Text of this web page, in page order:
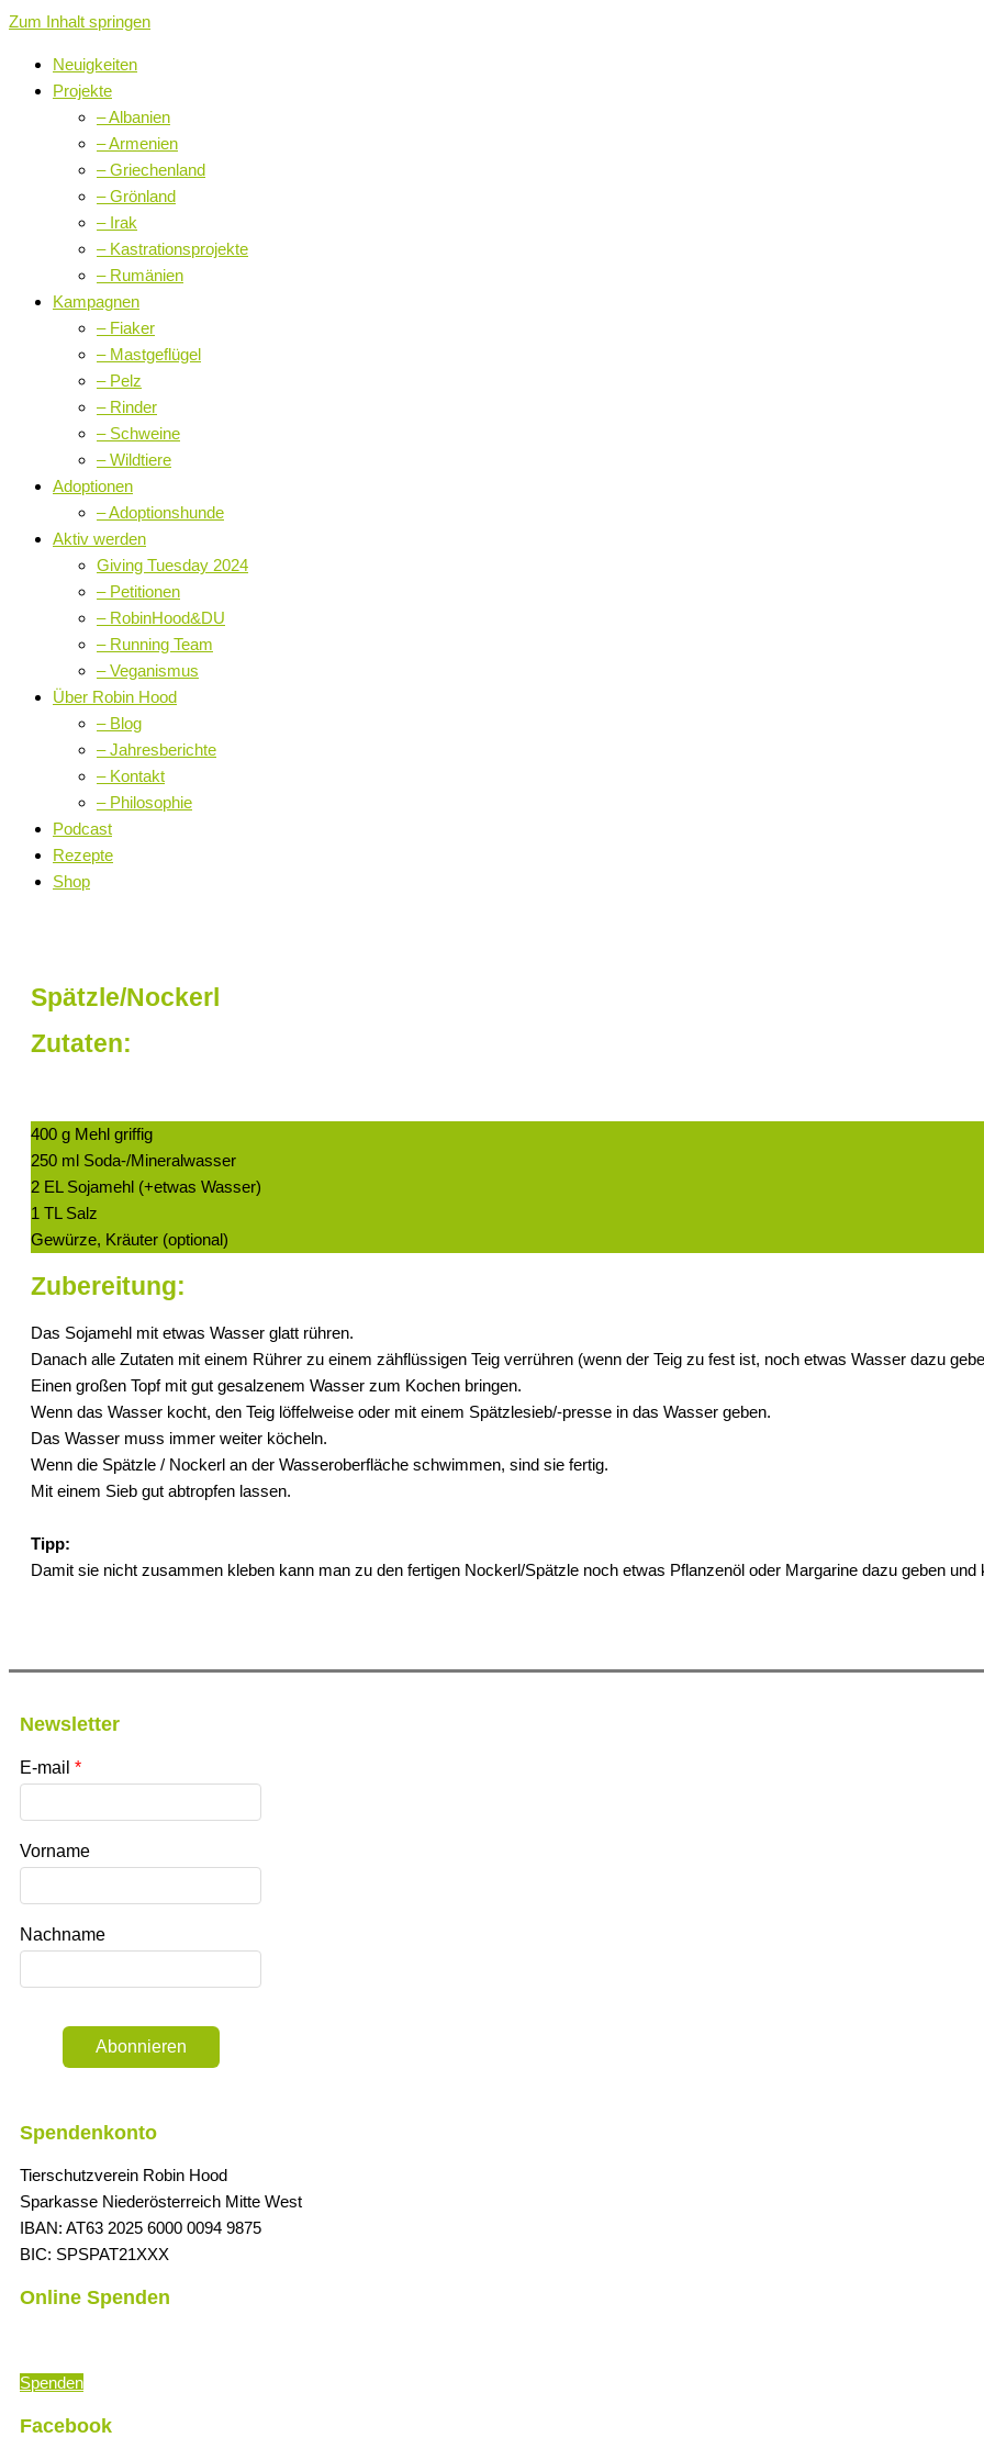
Zum Inhalt springen
Neuigkeiten
Projekte
– Albanien
– Armenien
– Griechenland
– Grönland
– Irak
– Kastrationsprojekte
– Rumänien
Kampagnen
– Fiaker
– Mastgeflügel
– Pelz
– Rinder
– Schweine
– Wildtiere
Adoptionen
– Adoptionshunde
Aktiv werden
Giving Tuesday 2024
– Petitionen
– RobinHood&DU
– Running Team
– Veganismus
Über Robin Hood
– Blog
– Jahresberichte
– Kontakt
– Philosophie
Podcast
Rezepte
Shop
Spätzle/Nockerl
Zutaten:
400 g Mehl griffig
250 ml Soda-/Mineralwasser
2 EL Sojamehl (+etwas Wasser)
1 TL Salz
Gewürze, Kräuter (optional)
Zubereitung:
Das Sojamehl mit etwas Wasser glatt rühren.
Danach alle Zutaten mit einem Rührer zu einem zähflüssigen Teig verrühren (wenn der Teig zu fest ist, noch etwas Wasser dazu
Einen großen Topf mit gut gesalzenem Wasser zum Kochen bringen.
Wenn das Wasser kocht, den Teig löffelweise oder mit einem Spätzlesieb/-presse in das Wasser geben.
Das Wasser muss immer weiter köcheln.
Wenn die Spätzle / Nockerl an der Wasseroberfläche schwimmen, sind sie fertig.
Mit einem Sieb gut abtropfen lassen.
Tipp:
Damit sie nicht zusammen kleben kann man zu den fertigen Nockerl/Spätzle noch etwas Pflanzenöl oder Margarine dazu geben
Newsletter
E-mail
Vorname
Nachname
Abonnieren
Spendenkonto
Tierschutzverein Robin Hood
Sparkasse Niederösterreich Mitte West
IBAN: AT63 2025 6000 0094 9875
BIC: SPSPAT21XXX
Online Spenden
Spenden
Facebook